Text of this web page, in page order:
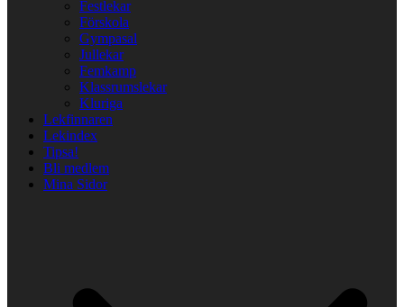
Festlekar
Förskola
Gympasal
Jullekar
Femkamp
Klassrumslekar
Kluriga
Lekfinnaren
Lekindex
Tipsa!
Bli medlem
Mina Sidor